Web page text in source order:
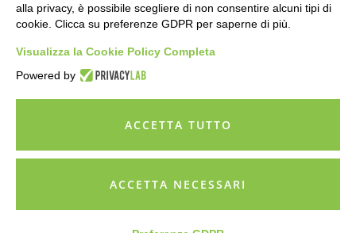
Cosa dicono di noi i nostri clienti
Dott.Marco Gabbiadini
 
bbiamo attivato il servizio da ormai più di un anno e
abbiamo potuto verificare i molti aspetti positivi, dagli
aggiornamenti quotidiani, ai servizi di ricerca, alla
presente è stato puntuale e professionale. Ci
permettiamo pertanto di consigliare la valutazione
alla privacy, è possibile scegliere di non consentire alcuni tipi di
cookie. Clicca su preferenze GDPR per saperne di più.
Visualizza la Cookie Policy Completa
Powered by
ACCETTA TUTTO
ACCETTA NECESSARI